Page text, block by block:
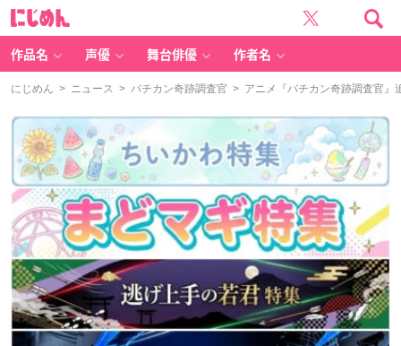
作品名 声優 舞台俳優 作者名
にじめん > ニュース > バチカン奇跡調査官 > アニメ『バチカン奇跡調査官』